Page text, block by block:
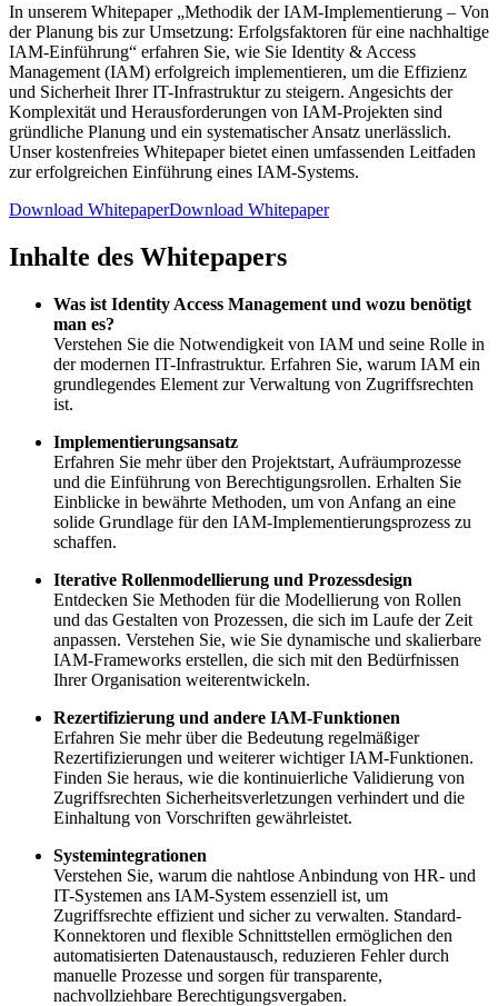
In unserem Whitepaper „Methodik der IAM-Implementierung – Von
der Planung bis zur Umsetzung: Erfolgsfaktoren für eine nachhaltige
IAM-Einführung“ erfahren Sie, wie Sie Identity & Access
Management (IAM) erfolgreich implementieren, um die Effizienz
und Sicherheit Ihrer IT-Infrastruktur zu steigern. Angesichts der
Komplexität und Herausforderungen von IAM-Projekten sind
gründliche Planung und ein systematischer Ansatz unerlässlich.
Unser kostenfreies Whitepaper bietet einen umfassenden Leitfaden
zur erfolgreichen Einführung eines IAM-Systems.
Download WhitepaperDownload Whitepaper
Inhalte des Whitepapers
Was ist Identity Access Management und wozu benötigt
man es?
Verstehen Sie die Notwendigkeit von IAM und seine Rolle in
der modernen IT-Infrastruktur. Erfahren Sie, warum IAM ein
grundlegendes Element zur Verwaltung von Zugriffsrechten
ist.
Implementierungsansatz
Erfahren Sie mehr über den Projektstart, Aufräumprozesse
und die Einführung von Berechtigungsrollen. Erhalten Sie
Einblicke in bewährte Methoden, um von Anfang an eine
solide Grundlage für den IAM-Implementierungsprozess zu
schaffen.
Iterative Rollenmodellierung und Prozessdesign
Entdecken Sie Methoden für die Modellierung von Rollen
und das Gestalten von Prozessen, die sich im Laufe der Zeit
anpassen. Verstehen Sie, wie Sie dynamische und skalierbare
IAM-Frameworks erstellen, die sich mit den Bedürfnissen
Ihrer Organisation weiterentwickeln.
Rezertifizierung und andere IAM-Funktionen
Erfahren Sie mehr über die Bedeutung regelmäßiger
Rezertifizierungen und weiterer wichtiger IAM-Funktionen.
Finden Sie heraus, wie die kontinuierliche Validierung von
Zugriffsrechten Sicherheitsverletzungen verhindert und die
Einhaltung von Vorschriften gewährleistet.
Systemintegrationen
Verstehen Sie, warum die nahtlose Anbindung von HR- und
IT-Systemen ans IAM-System essenziell ist, um
Zugriffsrechte effizient und sicher zu verwalten. Standard-
Konnektoren und flexible Schnittstellen ermöglichen den
automatisierten Datenaustausch, reduzieren Fehler durch
manuelle Prozesse und sorgen für transparente,
nachvollziehbare Berechtigungsvergaben.